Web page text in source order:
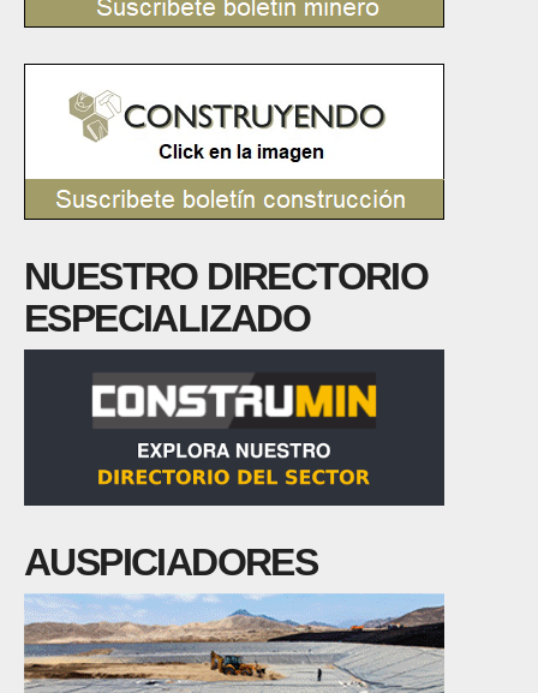
NUESTRO DIRECTORIO
ESPECIALIZADO
AUSPICIADORES